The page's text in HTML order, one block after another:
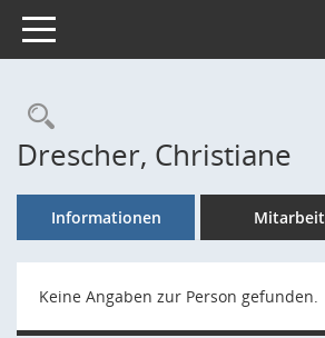
Toggle navigation
Rechercheauswahl
Drescher, Christiane
Informationen Mitarbeit
Keine Angaben zur Person gefunden.